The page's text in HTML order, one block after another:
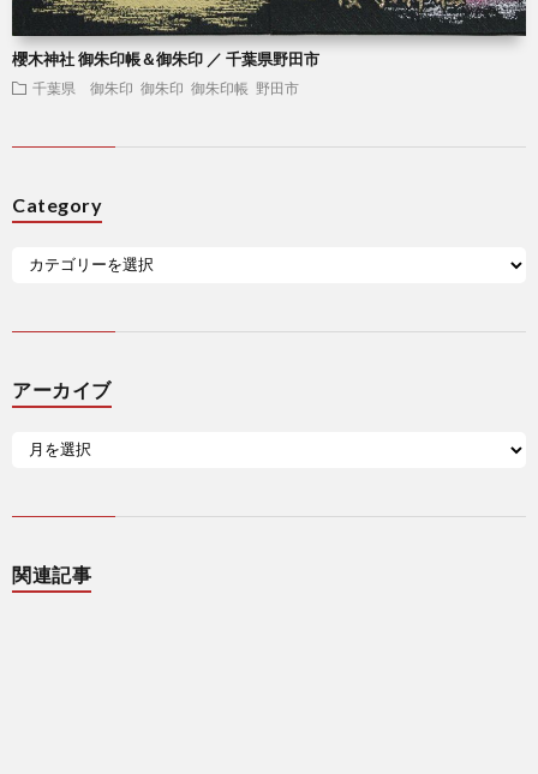
櫻木神社 御朱印帳＆御朱印 ／ 千葉県野田市
千葉県 御朱印 御朱印 御朱印帳 野田市
Category
アーカイブ
関連記事